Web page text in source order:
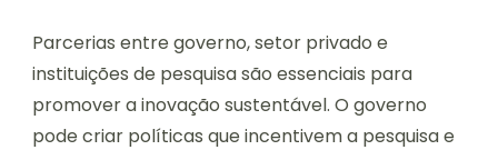
Parcerias entre governo, setor privado e
instituições de pesquisa são essenciais para
promover a inovação sustentável. O governo
pode criar políticas que incentivem a pesquisa e